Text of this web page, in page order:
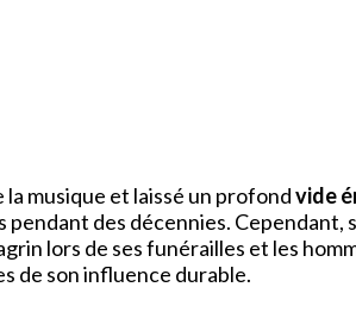
la musique et laissé un profondvide
des décennies. Cependant,
lors de ses funérailles et les
de son influence durable.